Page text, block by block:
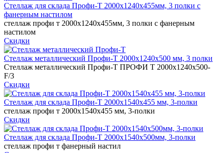
Стеллаж для склада Профи-Т 2000х1240х455мм, 3 полки с
фанерным настилом
стеллаж профи т 2000х1240х455мм, 3 полки с фанерным
настилом
Скидки
Стеллаж металлический Профи-Т 2000х1240х500 мм, 3 полки
Стеллаж металлический Профи-Т ПРОФИ Т 2000х1240х500-
F/3
Скидки
Стеллаж для склада Профи-Т 2000х1540х455 мм, 3-полки
стеллаж профи т 2000х1540х455 мм, 3-полки
Скидки
Стеллаж для склада Профи-Т 2000х1540х500мм, 3-полки
стеллаж профи т фанерный настил